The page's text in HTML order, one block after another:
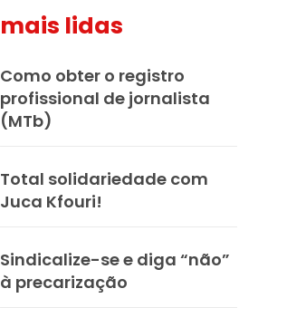
mais lidas
Como obter o registro
profissional de jornalista
(MTb)
Total solidariedade com
Juca Kfouri!
Sindicalize-se e diga “não”
à precarização